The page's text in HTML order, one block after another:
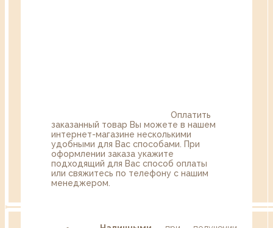
Оплатить
заказанный товар Вы можете в нашем
интернет-магазине несколькими
удобными для Вас способами. При
оформлении заказа укажите
подходящий для Вас способ оплаты
или свяжитесь по телефону с нашим
менеджером.